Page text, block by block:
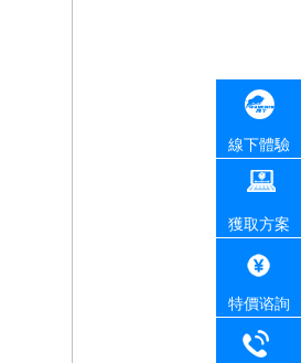
線下體驗
獲取方案
特價谘詢